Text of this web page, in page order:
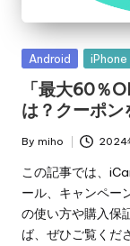
Posted
Android iPhone
「最大60％
は？クーポン
Posted
by
By miho 2024
この記事では、
ール、キャンペー
の使い方や購入保
ば、ぜひご覧くだ